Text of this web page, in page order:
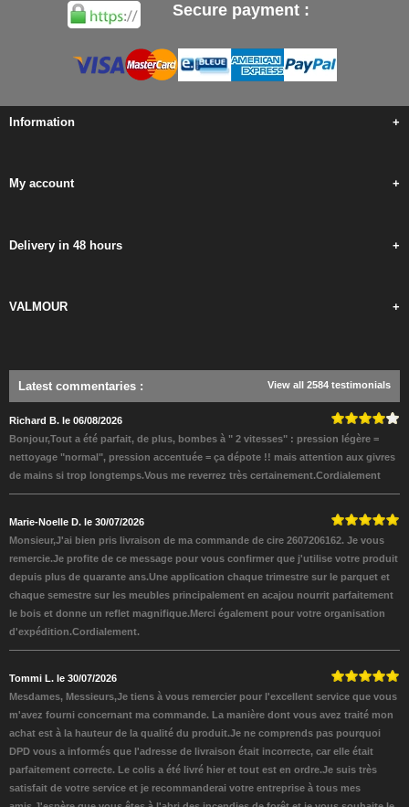
Secure payment :
Information +
My account +
Delivery in 48 hours +
VALMOUR +
Latest commentaries : View all 2584 testimonials
Richard B. le 06/08/2026
Bonjour,Tout a été parfait, de plus, bombes à " 2 vitesses" : pression légère =
nettoyage "normal", pression accentuée = ça dépote !! mais attention aux givres
de mains si trop longtemps.Vous me reverrez très certainement.Cordialement
Marie-Noelle D. le 30/07/2026
Monsieur,J'ai bien pris livraison de ma commande de cire 2607206162. Je vous
remercie.Je profite de ce message pour vous confirmer que j'utilise votre produit
depuis plus de quarante ans.Une application chaque trimestre sur le parquet et
chaque semestre sur les meubles principalement en acajou nourrit parfaitement
le bois et donne un reflet magnifique.Merci également pour votre organisation
d'expédition.Cordialement.
Tommi L. le 30/07/2026
Mesdames, Messieurs,Je tiens à vous remercier pour l'excellent service que vous
m'avez fourni concernant ma commande. La manière dont vous avez traité mon
achat est à la hauteur de la qualité du produit.Je ne comprends pas pourquoi
DPD vous a informés que l'adresse de livraison était incorrecte, car elle était
parfaitement correcte. Le colis a été livré hier et tout est en ordre.Je suis très
satisfait de votre service et je recommanderai votre entreprise à tous mes